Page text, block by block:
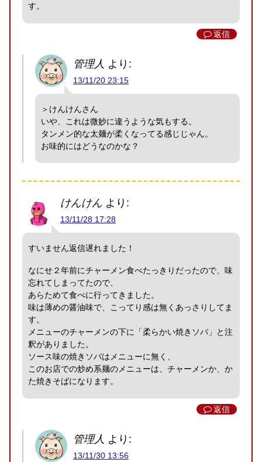
す。
返信
管理人 より:
13/11/20 23:15
＞けんけんさん
いや、これは微妙に違うような気もする。
タンメン的な太麺が柔くなってる感じじゃん。
お味的にはどうなのかな？
けんけん より:
13/11/28 17:28
すいません返信遅れました！
なにせ２年前にチャーメン食べたっきりだったので、味
忘れてしまってたので、
あらためて食べに行ってきました。
味は薄めの醤油味で、こってり感は無くあっさりしてま
す。
メニューのチャーメンの下に「柔らかい焼きソバ」と注
釈がありました。
ソース味の焼きソバはメニューに無く、
このお店での炒め系麺のメニューは、チャーメンか、か
た焼きそばになります。
返信
管理人 より:
13/11/30 13:56